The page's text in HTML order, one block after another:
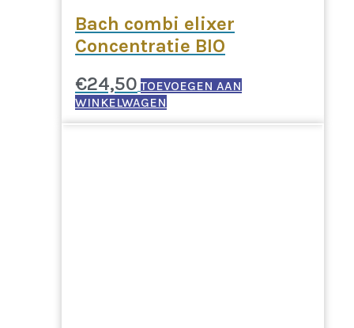
Bach combi elixer
Concentratie BIO
€24,50 TOEVOEGEN AAN
WINKELWAGEN